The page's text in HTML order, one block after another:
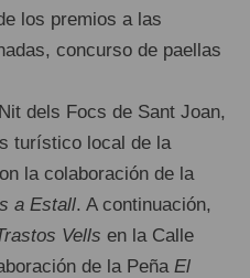
los premios a las
concurso de paellas
dels Focs de Sant Joan,
turístico local de la
la colaboración de la
a Estall. A continuación,
Vells en la Calle
de la Peña El